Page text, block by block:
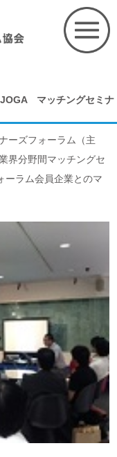
マッチングセミナ
ーズフォーラム（主
界分野間マッチングセ
ーラム会員企業とのマ